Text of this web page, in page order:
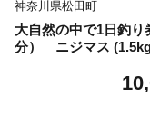
神奈川県松田町
大自然の中で1日釣り
分） ニジマス